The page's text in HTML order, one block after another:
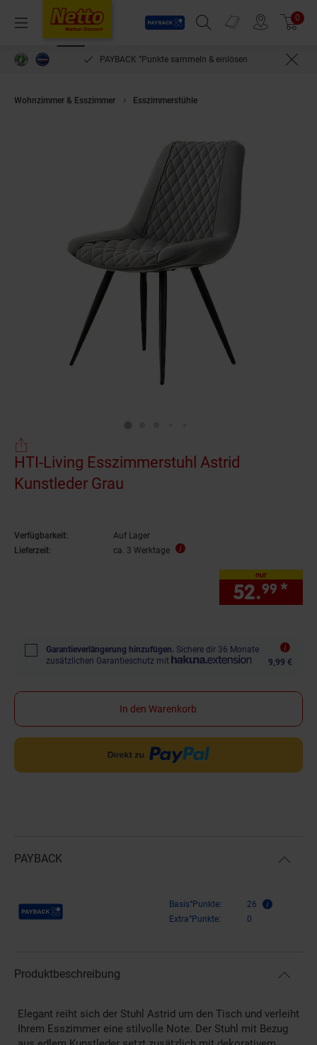
Menü
Payback
Suchfeld einblenden
Prospekte 0
PAYBACK °Punkte sammeln & einlösen
Wohnzimmer & Esszimmer Esszimmerstühle
HTI-Living Esszimmerstuhl Astrid
Kunstleder Grau
Verfügbarkeit:
Auf Lager
Lieferzeit:
ca. 3 Werktage
nur
52.99 *
Garantieverlängerung hinzufügen. Sichere dir 36 Monate
zusätzlichen Garantieschutz mit
9,99 €
In den Warenkorb
PAYBACK
Payback Punkte Basis°Punkte:
26
Extra°Punkte:
0
Produktbeschreibung
Elegant reiht sich der Stuhl Astrid um den Tisch und verleiht
Ihrem Esszimmer eine stilvolle Note. Der Stuhl mit Bezug